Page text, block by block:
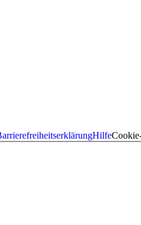
Hilfe